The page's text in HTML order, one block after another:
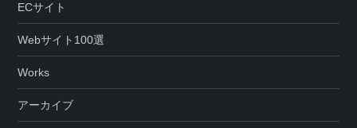
ECサイト
Webサイト100選
Works
アーカイブ